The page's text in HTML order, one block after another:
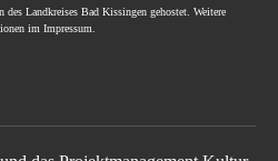
des Landkreises Bad Kissingen gehostet. Weitere
im Impressum